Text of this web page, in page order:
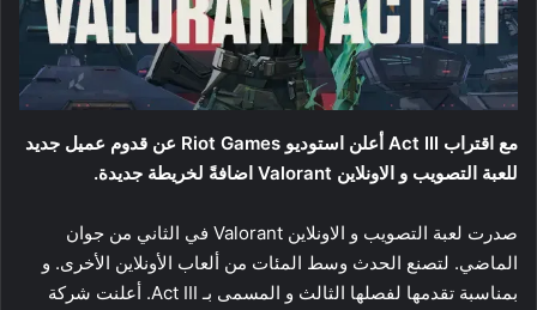
مع اقتراب Act III أعلن استوديو Riot Games عن قدوم عميل جديد
للعبة التصويب و الاونلاين Valorant اضافةً لخريطة جديدة.
صدرت لعبة التصويب و الاونلاين Valorant في الثاني من جوان
الماضي. لتصنع الحدث وسط المئات من ألعاب الأونلاين الأخرى. و
بمناسبة تقدمها لفصلها الثالث و المسمى بـ Act III. أعلنت شركة